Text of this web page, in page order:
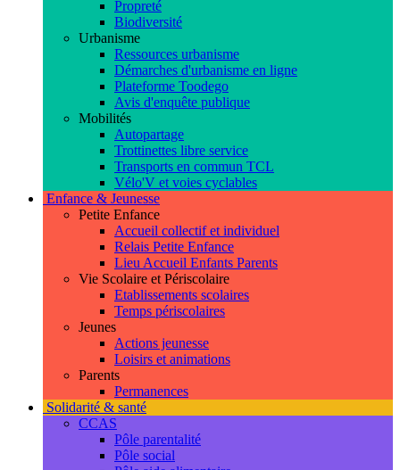
Propreté
Biodiversité
Urbanisme
Ressources urbanisme
Démarches d'urbanisme en ligne
Plateforme Toodego
Avis d'enquête publique
Mobilités
Autopartage
Trottinettes libre service
Transports en commun TCL
Vélo'V et voies cyclables
Enfance & Jeunesse
Petite Enfance
Accueil collectif et individuel
Relais Petite Enfance
Lieu Accueil Enfants Parents
Vie Scolaire et Périscolaire
Etablissements scolaires
Temps périscolaires
Jeunes
Actions jeunesse
Loisirs et animations
Parents
Permanences
Solidarité & santé
CCAS
Pôle parentalité
Pôle social